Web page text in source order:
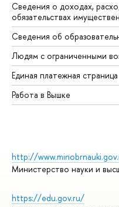
Сведения о доходах,
обязательствах
Сведения об
Людям с ограниченными
Единая платежная страница
Работа в Вышке
http://
Министерство науки и
https://edu.gov.ru/